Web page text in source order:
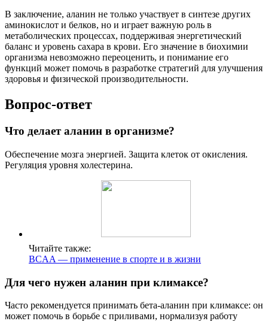
В заключение, аланин не только участвует в синтезе других
аминокислот и белков, но и играет важную роль в
метаболических процессах, поддерживая энергетический
баланс и уровень сахара в крови. Его значение в биохимии
организма невозможно переоценить, и понимание его
функций может помочь в разработке стратегий для улучшения
здоровья и физической производительности.
Вопрос-ответ
Что делает аланин в организме?
Обеспечение мозга энергией. Защита клеток от окисления.
Регуляция уровня холестерина.
Читайте также:
BCAA — применение в спорте и в жизни
Для чего нужен аланин при климаксе?
Часто рекомендуется принимать бета-аланин при климаксе: он
может помочь в борьбе с приливами, нормализуя работу